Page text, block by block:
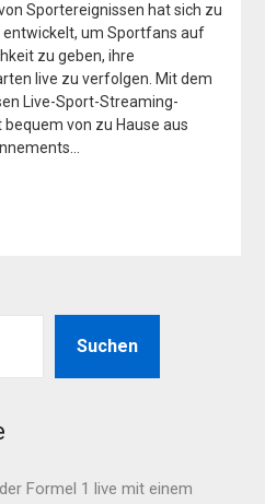
Sportereignissen hat sich zu
um Sportfans auf
zu geben, ihre
live zu verfolgen. Mit dem
Live-Sport-Streaming-
von zu Hause aus
Suchen
Formel 1 live mit einem